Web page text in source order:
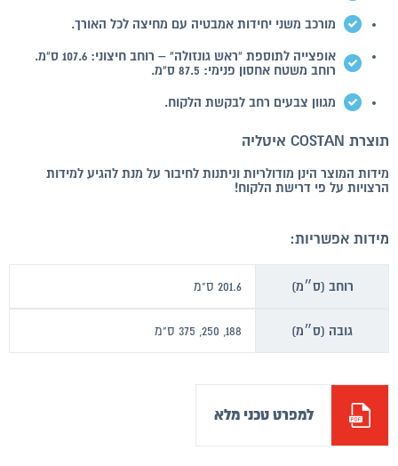
מורכב משני יחידות אמבטיה עם מחיצה לכל האורך.
אופצייה לתוספת "ראש גונזולה" – רוחב חיצוני: 107.6 ס"מ.
רוחב משטח אחסון פנימי: 87.5 ס"מ.
מגוון צבעים רחב לבקשת הלקוח.
תוצרת COSTAN איטליה
מידות המוצר הינן מודולריות וניתנות לחיבור על מנת להגיע למידות
הרצויות על פי דרישת הלקוח!
מידות אפשריות:
רוחב (ס״מ) 201.6 ס"מ
גובה (ס״מ) 188, 250, 375 ס"מ
למפרט טכני מלא